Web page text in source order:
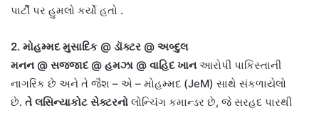
પાર્ટી પર હુમલો કર્યો હતો .
2. મોહમ્મદ મુસાદિક @ ડૉક્ટર @ અબ્દુલ
મનન@ સજ્જાદ@ હમઝા @ વાહિદ ખાન આરોપી પાકિસ્તાની
નાગરિક છે અને તે જૈશ – એ – મોહમ્મદ (JeM) સાથે સંકળાયેલો
છે. તે લસિન્યાકોટ સેક્ટરનો લોન્ચિંગ કમાન્ડર છે, જે સરહદ પારથી